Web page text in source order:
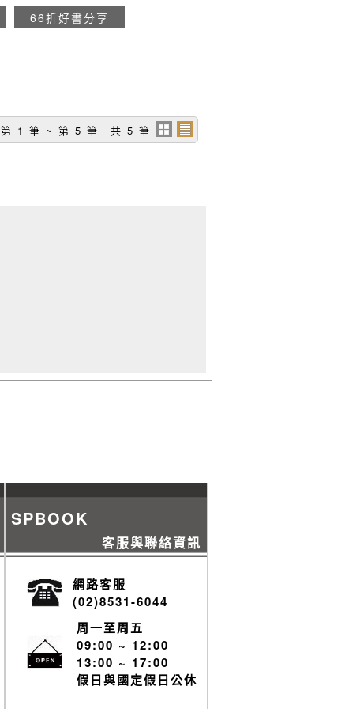
66折好書分享
第 1 筆 ~ 第 5 筆 共 5 筆
SPBOOK
客服與聯絡資訊
網路客服
(02)8531-6044
周一至周五
09:00 ~ 12:00
13:00 ~ 17:00
假日與國定假日公休